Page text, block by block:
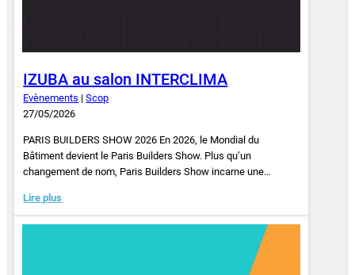
IZUBA au salon INTERCLIMA
Evènements |Scop
27/05/2026
PARIS BUILDERS SHOW 2026 En 2026, le Mondial du
Bâtiment devient le Paris Builders Show. Plus qu’un
changement de nom, Paris Builders Show incarne une…
Lire plus